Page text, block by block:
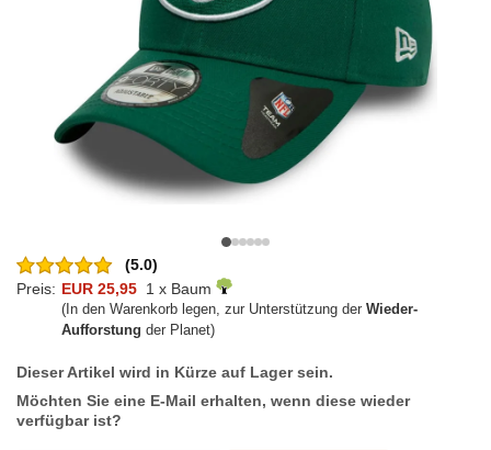
(5.0)
Preis: EUR 25,95 1 x Baum
(In den Warenkorb legen, zur Unterstützung der Wieder-
Aufforstung der Planet)
Dieser Artikel wird in Kürze auf Lager sein.
Möchten Sie eine E-Mail erhalten, wenn diese wieder
verfügbar ist?